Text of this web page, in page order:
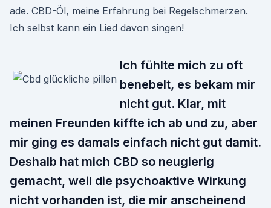
ade. CBD-Öl, meine Erfahrung bei Regelschmerzen.
Ich selbst kann ein Lied davon singen!
Ich fühlte mich zu oft
benebelt, es bekam mir
nicht gut. Klar, mit
meinen Freunden kiffte ich ab und zu, aber
mir ging es damals einfach nicht gut damit.
Deshalb hat mich CBD so neugierig
gemacht, weil die psychoaktive Wirkung
nicht vorhanden ist, die mir anscheinend